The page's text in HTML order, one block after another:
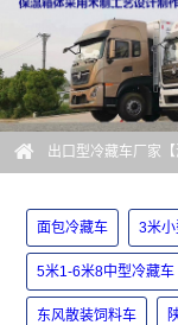
出口型冷藏车厂家
面包冷藏车 3米
5米1-6米8中型冷藏车
东风散装饲料车